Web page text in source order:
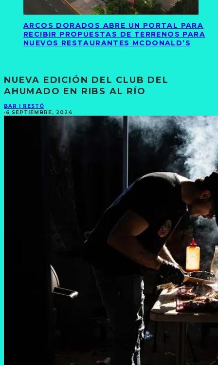
ARCOS DORADOS ABRE UN PORTAL PARA
RECIBIR PROPUESTAS DE TERRENOS PARA
NUEVOS RESTAURANTES MCDONALD’S
NUEVA EDICIÓN DEL CLUB DEL
AHUMADO EN RIBS AL RÍO
BAR | RESTÓ
·6 SEPTIEMBRE, 2024